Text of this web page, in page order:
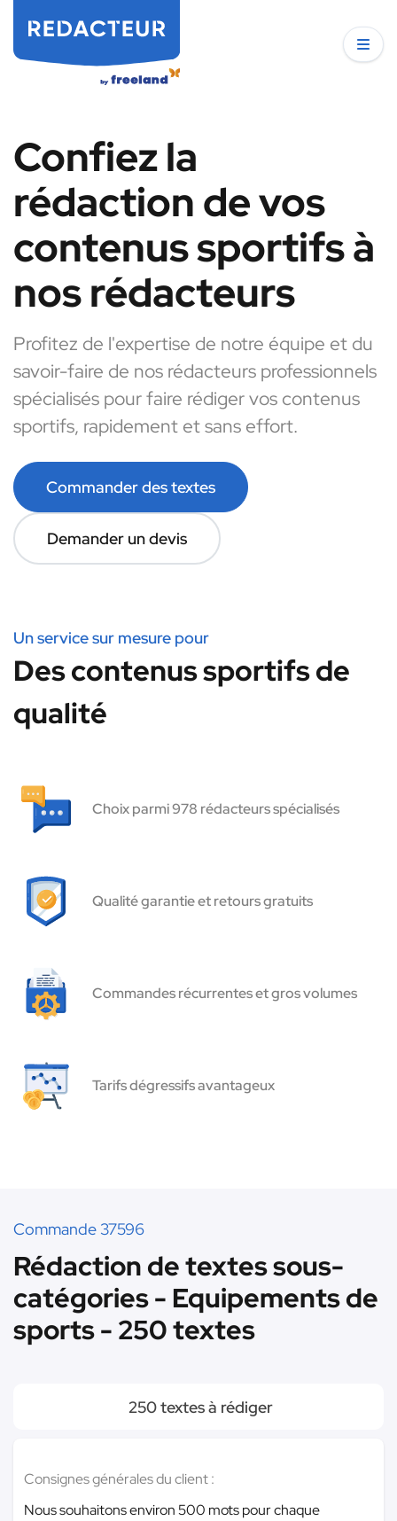
Confiez la
rédaction de vos
contenus sportifs à
nos rédacteurs
Profitez de l'expertise de notre équipe et du
savoir-faire de nos rédacteurs professionnels
spécialisés pour faire rédiger vos contenus
sportifs, rapidement et sans effort.
Commander des textes
Demander un devis
Un service sur mesure pour
Des contenus sportifs de
qualité
Choix parmi 978 rédacteurs spécialisés
Qualité garantie et retours gratuits
Commandes récurrentes et gros volumes
Tarifs dégressifs avantageux
Commande 37596
Rédaction de textes sous-
catégories - Equipements de
sports - 250 textes
250 textes à rédiger
Consignes générales du client :
Nous souhaitons environ 500 mots pour chaque